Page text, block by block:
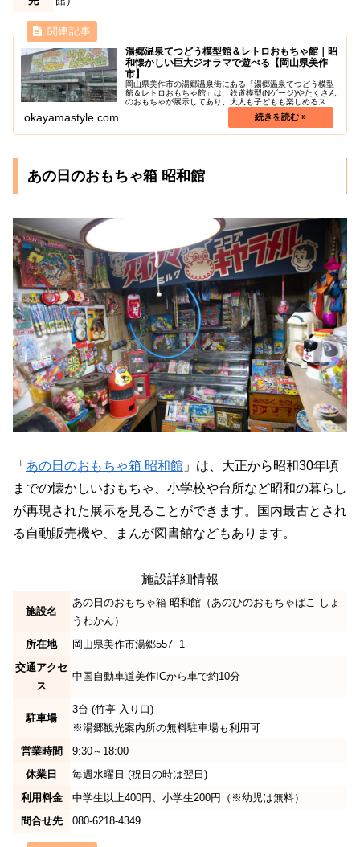
湯郷温泉てつどう模型館＆レトロおもちゃ館｜昭
和懐かしい巨大ジオラマで遊べる【岡山県美作
市】
岡山県美作市の湯郷温泉街にある「湯郷温泉てつどう模型
館＆レトロおもちゃ館」は、鉄道模型(Nゲージ)やたくさん
のおもちゃが展示してあり、大人も子どもも楽しめるスポ
ットです。鉄道模型(Nゲージ)で再現した、どこか懐かしい
okayamastyle.com
あの日のおもちゃ箱 昭和館
「 あの日のおもちゃ箱 昭和館 」は、大正から昭和30年頃
までの懐かしいおもちゃ、小学校や台所など昭和の暮らし
が再現された展示を見ることができます。国内最古とされ
る自動販売機や、まんが図書館などもあります。
施設詳細情報
施設名
あの日のおもちゃ箱 昭和館（あのひのおもちゃばこ しょ
うわかん）
所在地
岡山県美作市湯郷557−1
交通アクセ
ス
中国自動車道美作ICから車で約10分
駐車場
3台 (竹亭 入り口)
※湯郷観光案内所の無料駐車場も利用可
営業時間
9:30～18:00
休業日
毎週水曜日 (祝日の時は翌日)
利用料金
中学生以上400円、小学生200円（※幼児は無料）
問合せ先
080-6218-4349